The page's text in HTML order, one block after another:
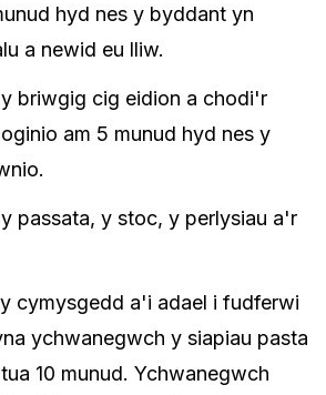
hyd nes y byddant yn
a newid eu lliw.
briwgig cig eidion a chodi'r
am 5 munud hyd nes y
passata, y stoc, y perlysiau a'r
cymysgedd a'i adael i fudferwi
ychwanegwch y siapiau pasta
10 munud. Ychwanegwch